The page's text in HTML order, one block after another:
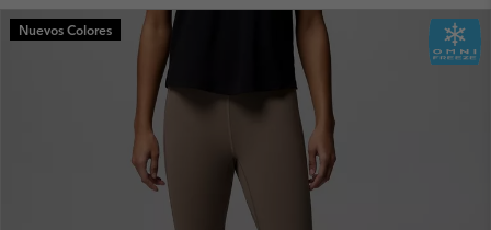
MAIN
NAV
Nuevos Colores